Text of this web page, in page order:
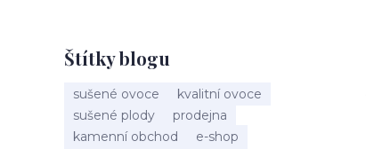
Štítky blogu
sušené ovoce
kvalitní ovoce
sušené plody
prodejna
kamenní obchod
e-shop